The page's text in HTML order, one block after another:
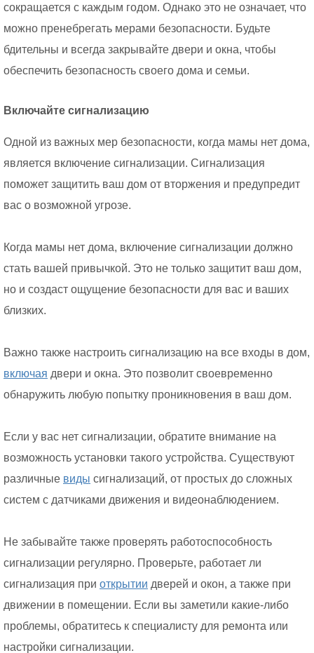
сокращается с каждым годом. Однако это не означает, что
можно пренебрегать мерами безопасности. Будьте
бдительны и всегда закрывайте двери и окна, чтобы
обеспечить безопасность своего дома и семьи.
Включайте сигнализацию
Одной из важных мер безопасности, когда мамы нет дома,
является включение сигнализации. Сигнализация
поможет защитить ваш дом от вторжения и предупредит
вас о возможной угрозе.
Когда мамы нет дома, включение сигнализации должно
стать вашей привычкой. Это не только защитит ваш дом,
но и создаст ощущение безопасности для вас и ваших
близких.
Важно также настроить сигнализацию на все входы в дом,
включая двери и окна. Это позволит своевременно
обнаружить любую попытку проникновения в ваш дом.
Если у вас нет сигнализации, обратите внимание на
возможность установки такого устройства. Существуют
различные виды сигнализаций, от простых до сложных
систем с датчиками движения и видеонаблюдением.
Не забывайте также проверять работоспособность
сигнализации регулярно. Проверьте, работает ли
сигнализация при открытии дверей и окон, а также при
движении в помещении. Если вы заметили какие-либо
проблемы, обратитесь к специалисту для ремонта или
настройки сигнализации.